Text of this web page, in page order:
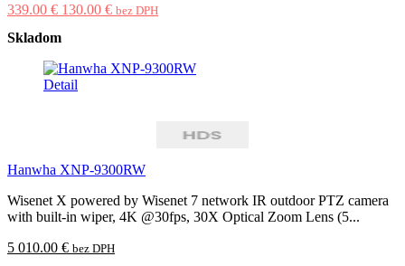
339.00 € 130.00 € bez DPH
Skladom
Detail
Hanwha XNP-9300RW
Wisenet X powered by Wisenet 7 network IR outdoor PTZ camera
with built-in wiper, 4K @30fps, 30X Optical Zoom Lens (5...
5 010.00 € bez DPH